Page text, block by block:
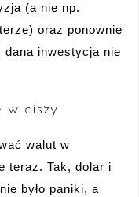
(a nie np.
oraz ponownie
inwestycja nie
ciszy
walut w
teraz. Tak, dolar i
było paniki, a